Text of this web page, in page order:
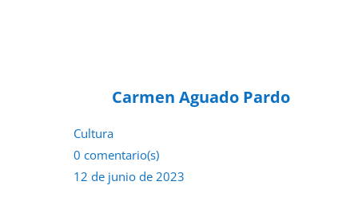
Carmen Aguado Pardo
Cultura
0 comentario(s)
12 de junio de 2023